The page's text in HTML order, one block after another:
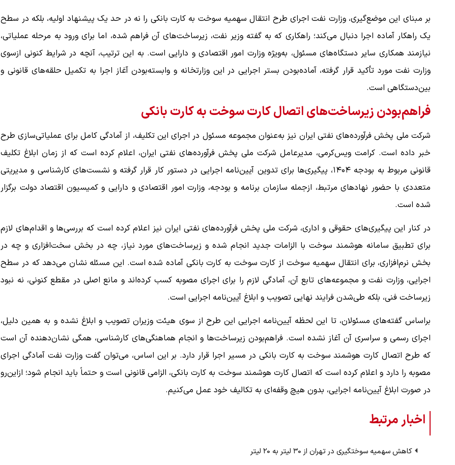
بر مبنای این موضع‌گیری، وزارت نفت اجرای طرح انتقال سهمیه سوخت به کارت بانکی را نه در حد یک پیشنهاد اولیه، بلکه در سطح
یک راهکار آماده اجرا دنبال می‌کند؛ راهکاری که به گفته وزیر نفت، زیرساخت‌های آن فراهم شده، اما برای ورود به مرحله عملیاتی،
نیازمند همکاری سایر دستگاه‌های مسئول، به‌ویژه وزارت امور اقتصادی و دارایی است. به این ترتیب، آنچه در شرایط کنونی ازسوی
وزارت نفت مورد تأکید قرار گرفته، آماده‌بودن بستر اجرایی در این وزارتخانه و وابسته‌بودن آغاز اجرا به تکمیل حلقه‌های قانونی و
بین‌دستگاهی است.
فراهم‌بودن زیرساخت‌های اتصال کارت سوخت به کارت بانکی
شرکت ملی پخش فرآورده‌های نفتی ایران نیز به‌عنوان مجموعه مسئول در اجرای این تکلیف، از آمادگی کامل برای عملیاتی‌سازی طرح
خبر داده است. کرامت ویس‌کرمی، مدیرعامل شرکت ملی پخش فرآورده‌های نفتی ایران، اعلام کرده است که از زمان ابلاغ تکلیف
قانونی مربوط به بودجه ۱۴۰۴، پیگیری‌ها برای تدوین آیین‌نامه اجرایی در دستور کار قرار گرفته و نشست‌های کارشناسی و مدیریتی
متعددی با حضور نهادهای مرتبط، ازجمله سازمان برنامه و بودجه، وزارت امور اقتصادی و دارایی و کمیسیون اقتصاد دولت برگزار
شده است.
در کنار این پیگیری‌های حقوقی و اداری، شرکت ملی پخش فرآورده‌های نفتی ایران نیز اعلام کرده است که بررسی‌ها و اقدام‌های لازم
برای تطبیق سامانه هوشمند سوخت با الزامات جدید انجام شده و زیرساخت‌های مورد نیاز، چه در بخش سخت‌افزاری و چه در
بخش نرم‌افزاری، برای انتقال سهمیه سوخت از کارت سوخت به کارت بانکی آماده شده است. این مسئله نشان می‌دهد که در سطح
اجرایی، وزارت نفت و مجموعه‌های تابع آن، آمادگی لازم را برای اجرای مصوبه کسب کرده‌اند و مانع اصلی در مقطع کنونی، نه نبود
زیرساخت فنی، بلکه طی‌شدن فرایند نهایی تصویب و ابلاغ آیین‌نامه اجرایی است.
براساس گفته‌های مسئولان، تا این لحظه آیین‌نامه اجرایی این طرح از سوی هیئت وزیران تصویب و ابلاغ نشده و به همین دلیل،
اجرای رسمی و سراسری آن آغاز نشده است. فراهم‌بودن زیرساخت‌ها و انجام هماهنگی‌های کارشناسی، همگی نشان‌دهنده آن است
که طرح اتصال کارت هوشمند سوخت به کارت بانکی در مسیر اجرا قرار دارد. بر این اساس، می‌توان گفت وزارت نفت آمادگی اجرای
مصوبه را دارد و اعلام کرده است که اتصال کارت هوشمند سوخت به کارت بانکی، الزامی قانونی است و حتماً باید انجام شود؛ ازاین‌رو
در صورت ابلاغ آیین‌نامه اجرایی، بدون هیچ وقفه‌ای به تکالیف خود عمل می‌کنیم.
اخبار مرتبط
کاهش سهمیه سوختگیری در تهران از ۳۰ لیتر به ۲۰ لیتر
حمله به بیت
پزشکیان: از حد و حدود خودمان دفاع می‌کنیم، اما
به‌دنبال گسترش جنگ نیس…
۱۳ مرداد ۱۴۰۵
ببینید| لحظه بمباران خیابان فردوسی در جنگ ۴۰
روزه از زاویه جدید
۱۲ مرداد ۱۴۰۵